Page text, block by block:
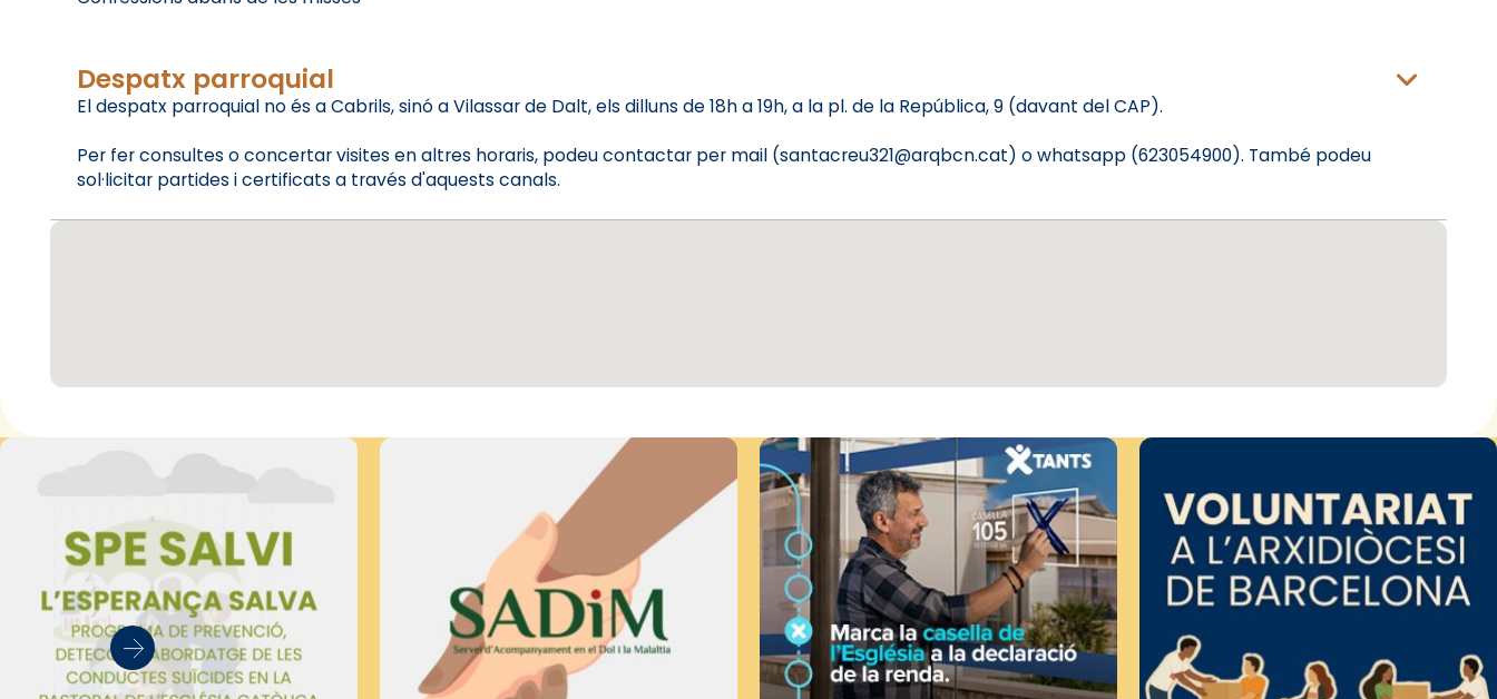
Despatx parroquial
El despatx parroquial no és a Cabrils, sinó a Vilassar de Dalt, els dilluns de 18h a 19h, a la pl. de la República, 9 (davant del CAP).
Per fer consultes o concertar visites en altres horaris, podeu contactar per mail (santacreu321@arqbcn.cat) o whatsapp (623054900). També podeu
sol·licitar partides i certificats a través d'aquests canals.